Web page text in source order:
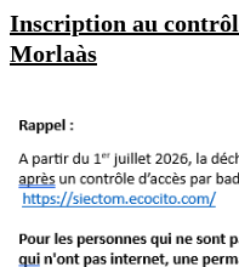
Inscription au
Morlaàs